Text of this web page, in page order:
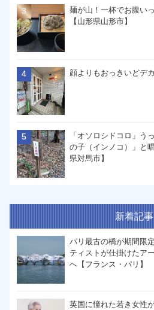
麺が山！一杯でお腹い
【山形県山形市】
顔よりもおっきいどデ
「オソロシドコロ」う
の子（インノコ）」と
県対馬市】
新着記事
パリ最古の橋が期間限
ティストが仕掛けたア
へ【フランス・パリ】
英国に憧れた若き女性